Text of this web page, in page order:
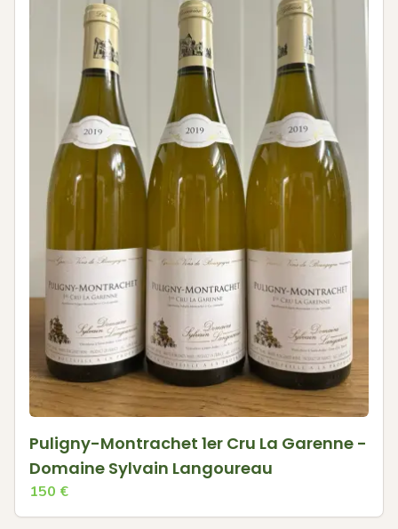
Puligny-Montrachet 1er Cru La Garenne -
Domaine Sylvain Langoureau
150 €